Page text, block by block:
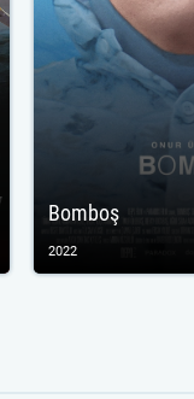
Bomboş
2022